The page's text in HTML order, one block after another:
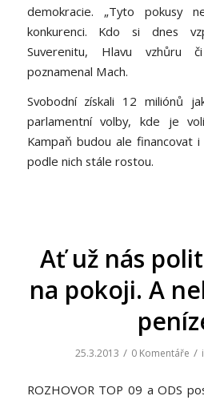
demokracie. „Tyto pokusy
konkurenci. Kdo si dnes
Suverenitu, Hlavu vzhůru
poznamenal Mach.
Svobodní získali 12 miliónů
parlamentní volby, kde je
Kampaň budou ale financovat
podle nich stále rostou.
Ať už nás
na pokoji. A
25.3.2013 / 0 Komentáře /
ROZHOVOR TOP 09 a ODS